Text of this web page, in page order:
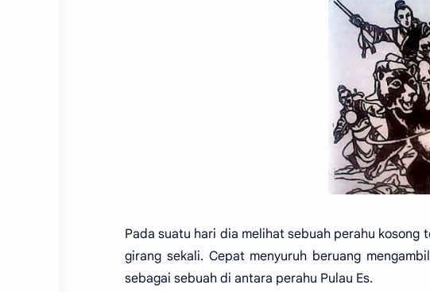
Pada suatu hari dia melihat sebuah perahu
girang sekali. Cepat menyuruh beruang
sebagai sebuah di antara perahu Pulau Es.